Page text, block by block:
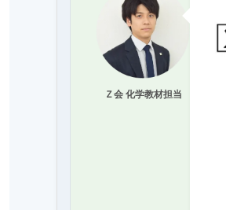
Ｚ会 化学教材担当